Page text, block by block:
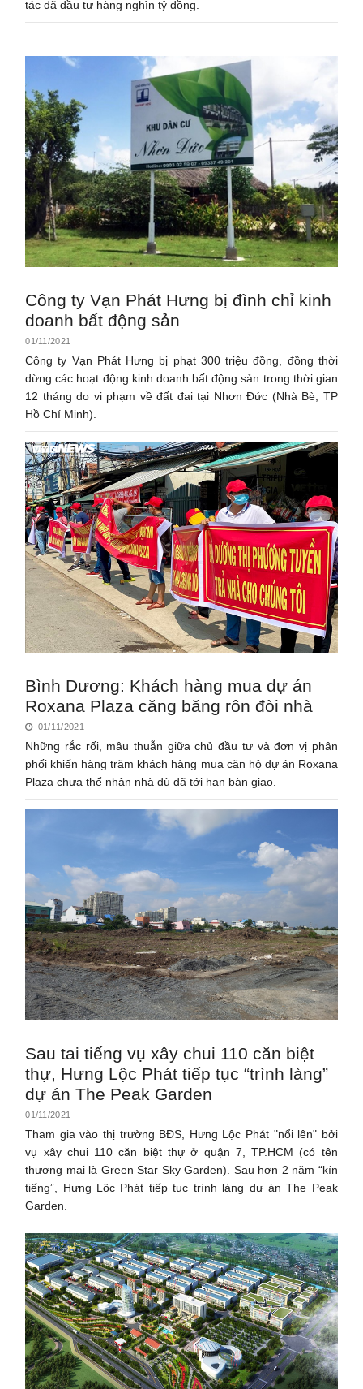
tác đã đầu tư hàng nghìn tỷ đồng.
Công ty Vạn Phát Hưng bị đình chỉ kinh
doanh bất động sản
01/11/2021
Công ty Vạn Phát Hưng bị phạt 300 triệu đồng, đồng thời
dừng các hoạt động kinh doanh bất động sản trong thời gian
12 tháng do vi phạm về đất đai tại Nhơn Đức (Nhà Bè, TP
Hồ Chí Minh).
Bình Dương: Khách hàng mua dự án
Roxana Plaza căng băng rôn đòi nhà
01/11/2021
Những rắc rối, mâu thuẫn giữa chủ đầu tư và đơn vị phân
phối khiến hàng trăm khách hàng mua căn hộ dự án Roxana
Plaza chưa thể nhận nhà dù đã tới hạn bàn giao.
Sau tai tiếng vụ xây chui 110 căn biệt
thự, Hưng Lộc Phát tiếp tục “trình làng”
dự án The Peak Garden
01/11/2021
Tham gia vào thị trường BĐS, Hưng Lộc Phát "nổi lên" bởi
vụ xây chui 110 căn biệt thự ở quận 7, TP.HCM (có tên
thương mại là Green Star Sky Garden). Sau hơn 2 năm “kín
tiếng”, Hưng Lộc Phát tiếp tục trình làng dự án The Peak
Garden.